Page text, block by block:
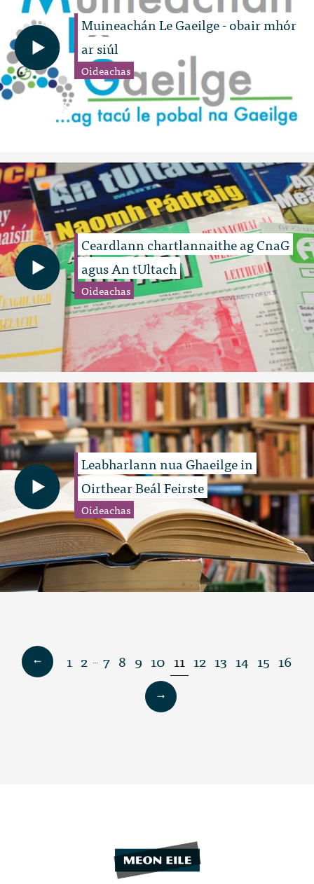
Muineachán Le Gaeilge - obair mhór
ar siúl
Oideachas
Ceardlann chartlannaithe ag CnaG
agus An tUltach
Oideachas
Leabharlann nua Ghaeilge in
Oirthear Beál Feirste
Oideachas
1 2 … 7 8 9 10 11 12 13 14 15 16